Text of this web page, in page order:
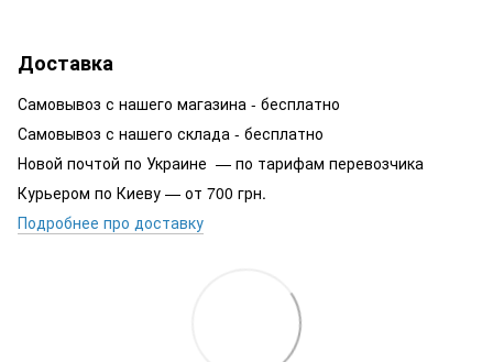
Доставка
Самовывоз с нашего магазина - бесплатно
Самовывоз с нашего склада - бесплатно
Новой почтой по Украине — по тарифам перевозчика
Курьером по Киеву — от 700 грн.
Подробнее про доставку